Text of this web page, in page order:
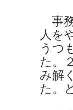
事
人を
うつ
た。
み解
た。